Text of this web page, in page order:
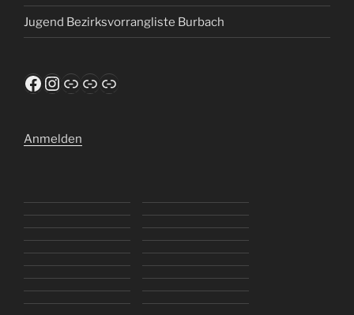
Jugend Bezirksvorrangliste Burbach
Facebook
Instagram
TusFerndorf.de
WTTV
ClickTT
Anmelden